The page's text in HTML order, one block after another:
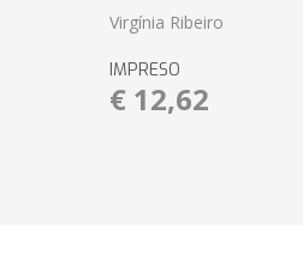
Virgínia Ribeiro
IMPRESO
€ 12,62